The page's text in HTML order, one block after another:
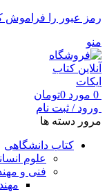
رمز عبور را فراموش
منو
0 مورد 0تومان
ورود / ثبت نام
مرور دسته ها
کتاب دانشگاهی
علوم
فنی و